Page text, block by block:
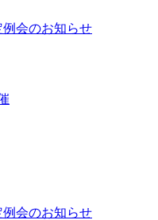
例会のお知らせ
例会のお知らせ